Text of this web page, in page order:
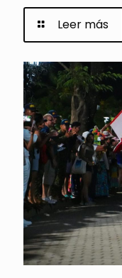
Leer más